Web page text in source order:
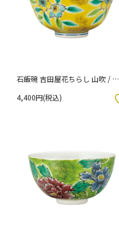
石飯碗 吉田屋花ちらし 山吹 / 美
4,400円(税込)